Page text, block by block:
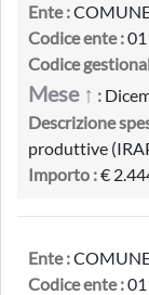
Ente :
Codice ente :
Codice
Mese ↑ :
Descrizione
produttive
Importo :€
Ente :
Codice ente :